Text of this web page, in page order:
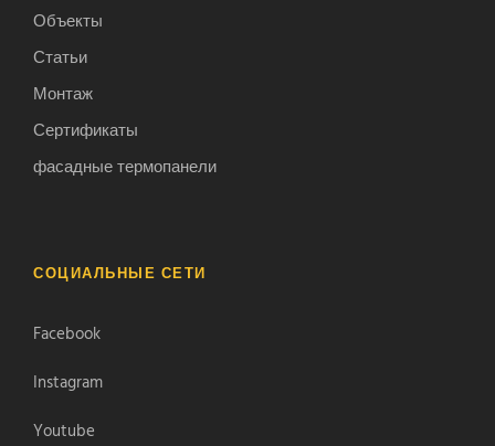
Объекты
Статьи
Монтаж
Сертификаты
фасадные термопанели
СОЦИАЛЬНЫЕ СЕТИ
Facebook
Instagram
Youtube